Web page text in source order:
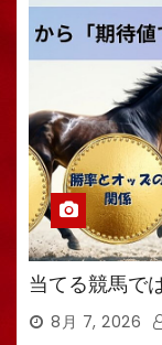
当てる競馬で
8月 7, 2026